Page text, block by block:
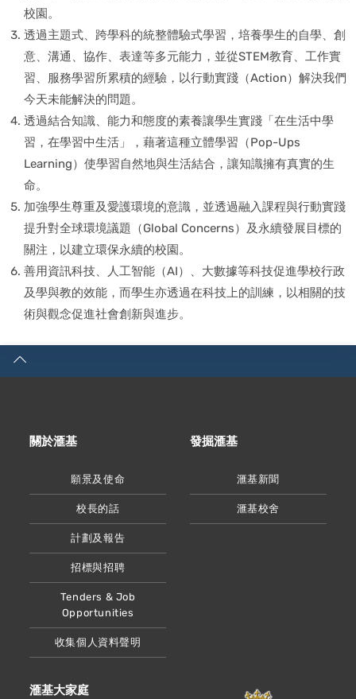
校園。
透過主題式、跨學科的統整體驗式學習，培養學生的自學、創
意、溝通、協作、表達等多元能力，並從STEM教育、工作實
習、服務學習所累積的經驗，以行動實踐（Action）解決我們
今天未能解決的問題。
透過結合知識、能力和態度的素養讓學生實踐「在生活中學
習，在學習中生活」，藉著這種立體學習（Pop-Ups
Learning）使學習自然地與生活結合，讓知識擁有真實的生
命。
加強學生尊重及愛護環境的意識，並透過融入課程與行動實踐
提升對全球環境議題（Global Concerns）及永續發展目標的
關注，以建立環保永續的校園。
善用資訊科技、人工智能（AI）、大數據等科技促進學校行政
及學與教的效能，而學生亦透過在科技上的訓練，以相關的技
術與觀念促進社會創新與進步。
關於滙基
願景及使命
校長的話
計劃及報告
招標與招聘
Tenders & Job
Opportunities
收集個人資料聲明
發掘滙基
滙基新聞
滙基校舍
滙基大家庭